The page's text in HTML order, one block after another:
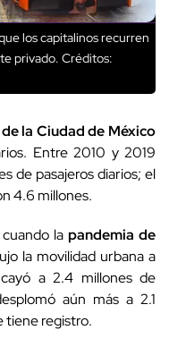
los capitalinos recurren
privado. Créditos:
la Ciudad de México
Entre 2010 y 2019
de pasajeros diarios; el
4.6 millones.
la pandemia de
la movilidad urbana a
a 2.4 millones de
aún más a 2.1
tiene registro.